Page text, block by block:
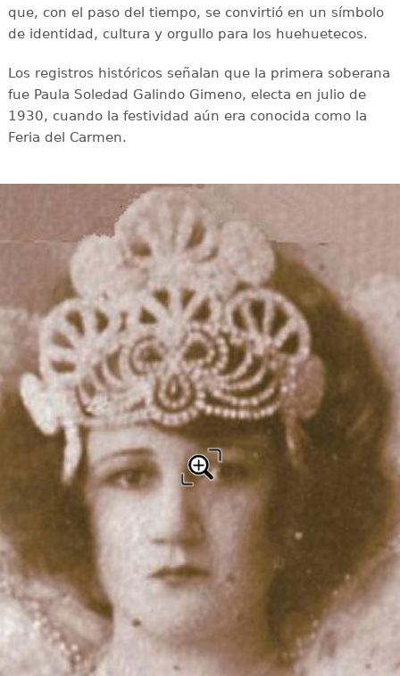
que, con el paso del tiempo, se convirtió en un símbolo
de identidad, cultura y orgullo para los huehuetecos.
Los registros históricos señalan que la primera soberana
fue Paula Soledad Galindo Gimeno, electa en julio de
1930, cuando la festividad aún era conocida como la
Feria del Carmen.